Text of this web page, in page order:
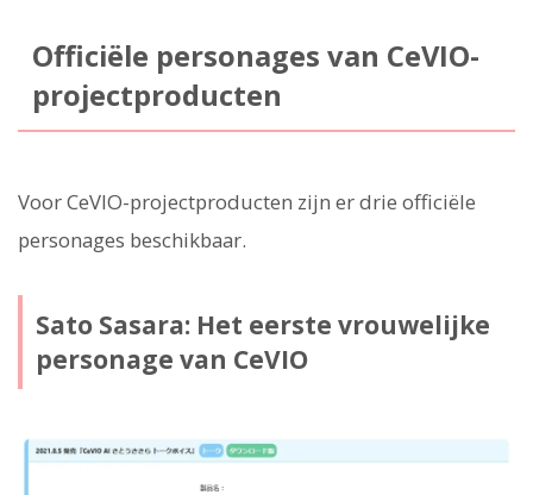
Officiële personages van CeVIO-
projectproducten
Voor CeVIO-projectproducten zijn er drie officiële
personages beschikbaar.
Sato Sasara: Het eerste vrouwelijke
personage van CeVIO